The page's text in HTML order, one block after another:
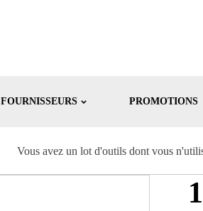
FOURNISSEURS PROMOTIONS
Vous avez un lot d'outils dont vous